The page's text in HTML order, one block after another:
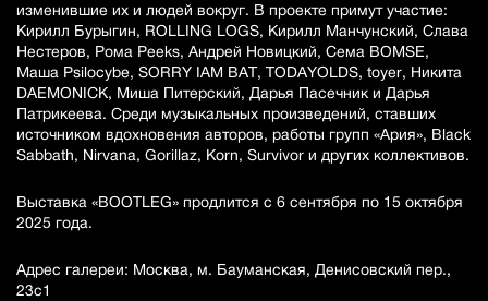
изменившие их и людей вокруг. В проекте примут участие:
Кирилл Бурыгин, ROLLING LOGS, Кирилл Манчунский, Слава
Нестеров, Рома Peeks, Андрей Новицкий, Сема BOMSE,
Маша Psilocybe, SORRY IAM BAT, TODAYOLDS, toyer, Никита
DAEMONICK, Миша Питерский, Дарья Пасечник и Дарья
Патрикеева. Среди музыкальных произведений, ставших
источником вдохновения авторов, работы групп «Ария», Black
Sabbath, Nirvana, Gorillaz, Korn, Survivor и других коллективов.
Выставка «BOOTLEG» продлится с 6 сентября по 15 октября
2025 года.
Адрес галереи: Москва, м. Бауманская, Денисовский пер.,
23с1